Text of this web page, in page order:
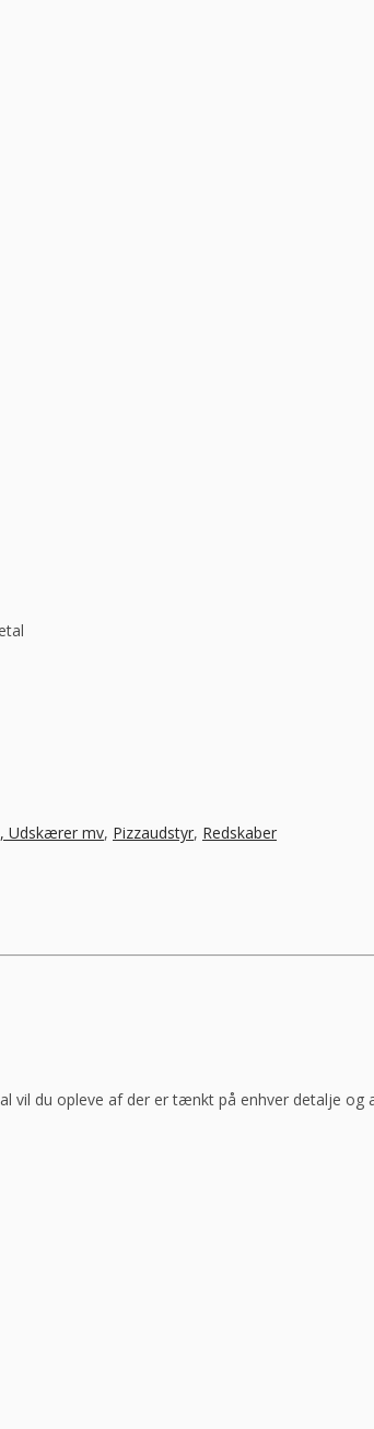
Udskærer mv, Pizzaudstyr, Redskaber
vil du opleve af der er tænkt på enhver detalje og